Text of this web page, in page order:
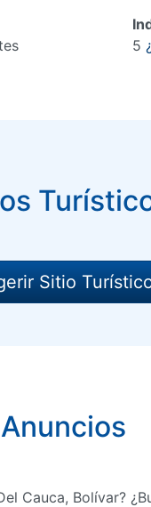
5
Sitio
Anuncios
Cauca, Bolívar?